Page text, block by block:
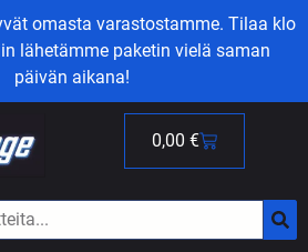
omasta varastostamme. Tilaa klo
lähetämme paketin vielä saman
päivän aikana!
0,00 €